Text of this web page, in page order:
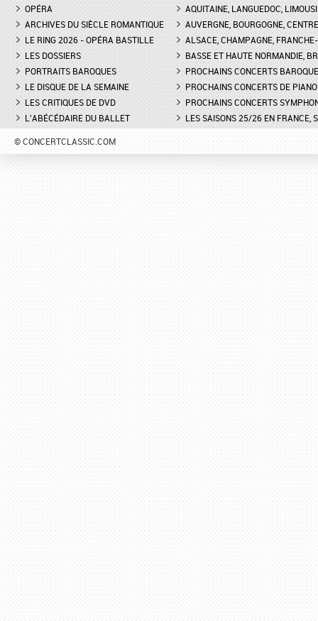
OPÉRA
ARCHIVES DU SIÈCLE ROMANTIQUE
LE RING 2026 - OPÉRA BASTILLE
LES DOSSIERS
PORTRAITS BAROQUES
LE DISQUE DE LA SEMAINE
LES CRITIQUES DE DVD
L'ABÉCÉDAIRE DU BALLET
AQUITAINE, LANGUEDOC,
AUVERGNE, BOURGOGNE, CENTRE
ALSACE, CHAMPAGNE,
BASSE ET HAUTE NORMANDIE,
PROCHAINS CONCERTS
PROCHAINS CONCERTS DE PIANO
PROCHAINS CONCERTS
LES SAISONS 25/26 EN FRANCE,
© CONCERTCLASSIC.COM